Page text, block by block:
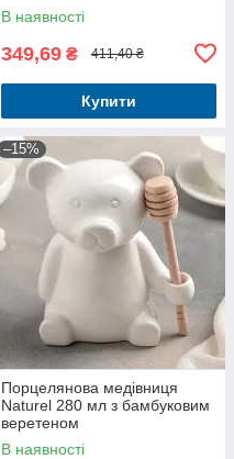
В наявності
349,69 ₴ 411,40 ₴
Купити
–15%
Порцелянова медівниця
Naturel 280 мл з бамбуковим
веретеном
В наявності